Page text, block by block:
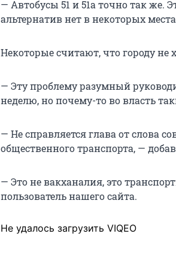
— Автобусы 51 и 51а точно так же.
альтернатив нет в некоторых
Некоторые считают, что городу не
— Эту проблему разумный
неделю, но почему-то во власть
— Не справляется глава от слова
общественного транспорта, —
— Это не вакханалия, это
пользователь нашего сайта.
Не удалось загрузить VIQEO